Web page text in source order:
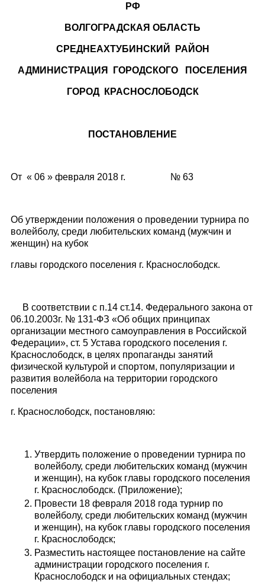
РФ
ВОЛГОГРАДСКАЯ ОБЛАСТЬ
СРЕДНЕАХТУБИНСКИЙ РАЙОН
АДМИНИСТРАЦИЯ ГОРОДСКОГО ПОСЕЛЕНИЯ
ГОРОД КРАСНОСЛОБОДСК
ПОСТАНОВЛЕНИЕ
От « 06 » февраля 2018 г. № 63
Об утверждении положения о проведении турнира по
волейболу, среди любительских команд (мужчин и
женщин) на кубок
главы городского поселения г. Краснослободск.
В соответствии с п.14 ст.14. Федерального закона от
06.10.2003г. № 131-ФЗ «Об общих принципах
организации местного самоуправления в Российской
Федерации», ст. 5 Устава городского поселения г.
Краснослободск, в целях пропаганды занятий
физической культурой и спортом, популяризации и
развития волейбола на территории городского
поселения
г. Краснослободск, постановляю:
Утвердить положение о проведении турнира по
волейболу, среди любительских команд (мужчин
и женщин), на кубок главы городского поселения
г. Краснослободск. (Приложение);
Провести 18 февраля 2018 года турнир по
волейболу, среди любительских команд (мужчин
и женщин), на кубок главы городского поселения
г. Краснослободск;
Разместить настоящее постановление на сайте
администрации городского поселения г.
Краснослободск и на официальных стендах;